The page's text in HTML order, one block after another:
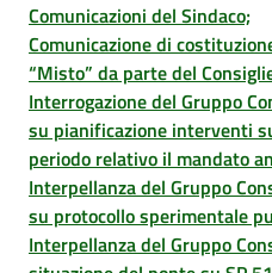
Comunicazioni del Sindaco;
Comunicazione di
“Misto” da parte del
Interrogazione del Gruppo
su pianificazione interventi
periodo relativo il mandato
Interpellanza del Gruppo
su protocollo sperimentale
Interpellanza del Gruppo